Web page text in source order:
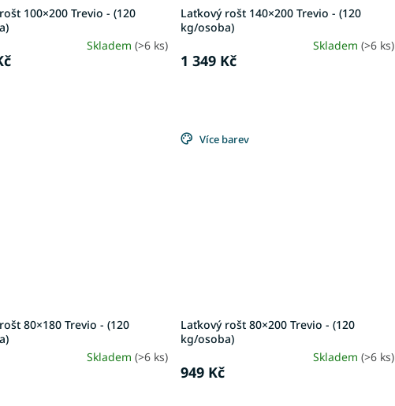
100×200 Trevio - (120
Skladem(>6 ks)
Laťkový rošt 140×200 Trevio - (120
kg/osoba)
Skladem (>6 ks)
1 349 Kč
80×180 Trevio - (120
Skladem(>6 ks)
Více barev
Laťkový rošt 80×200 Trevio - (120
kg/osoba)
Skladem (>6 ks)
949 Kč